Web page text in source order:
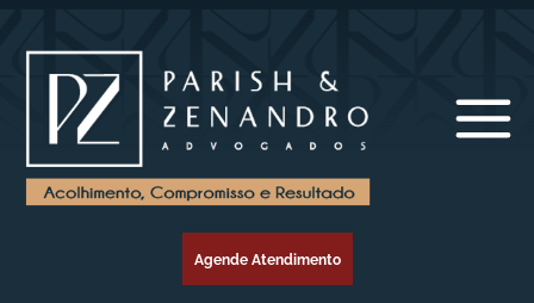
Agende Atendimento